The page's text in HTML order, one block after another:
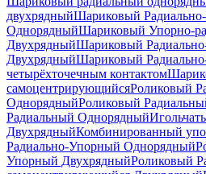
двухрядныйШариковый
ОднорядныйШариковый Упорно-
ДвухрядныйШариковый
ДвухрядныйШариковый
четырёхточечным контактом
самоцентрирующийсяРоликовый
ОднорядныйРоликовый
Радиальный Однорядный
ДвухрядныйКомбинированный
Радиально-Упорный Однорядный
Упорный ДвухрядныйРоликовый